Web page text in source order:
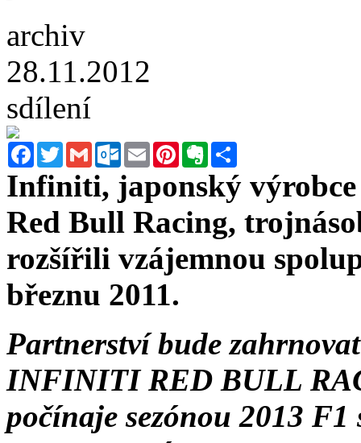
archiv
28.11.2012
sdílení
FacebookTwitterGmail Outlook.com
Email PinterestEvernote
Infiniti, japonský
Red Bull Racing,
rozšířili vzájemnou
březnu 2011.
Partnerství bude
INFINITI RED BULL
počínaje sezónou 2013